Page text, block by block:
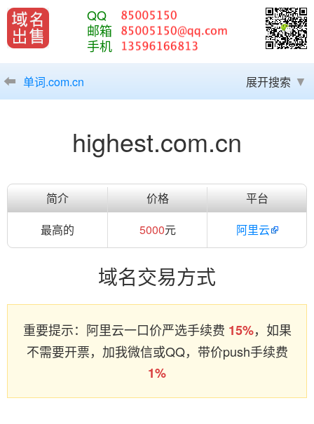
QQ
邮箱
手机
单词.com.cn 展开搜索
highest.com.cn
简介 价格
平台
最高的
5000元 阿里云
域名交易方式
重要提示：阿里云一口价严选手续费 15%，如果
不需要开票，加我微信或QQ，带价push手续费
1%